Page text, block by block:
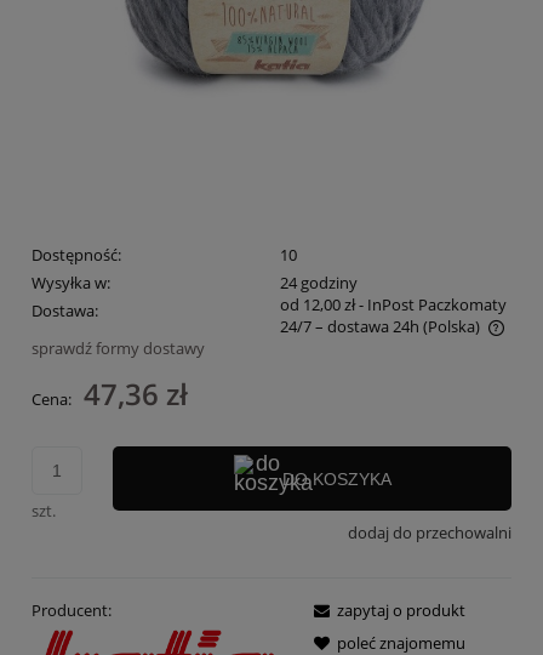
Dostępność:
10
Wysyłka w:
24 godziny
Dostawa:
od 12,00 zł- InPost Paczkomaty
24/7 – dostawa 24h (Polska)
Cena nie zawiera ewentualnych kosztów płatności
sprawdź formy dostawy
Cena: 47,36 zł
szt.
DO KOSZYKA
dodaj do przechowalni
Producent:
zapytaj o produkt
poleć znajomemu